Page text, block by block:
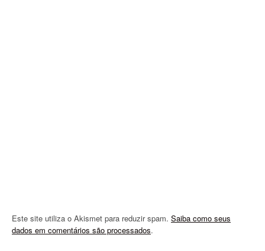
Este site utiliza o Akismet para reduzir spam. Saiba como seus
dados em comentários são processados.